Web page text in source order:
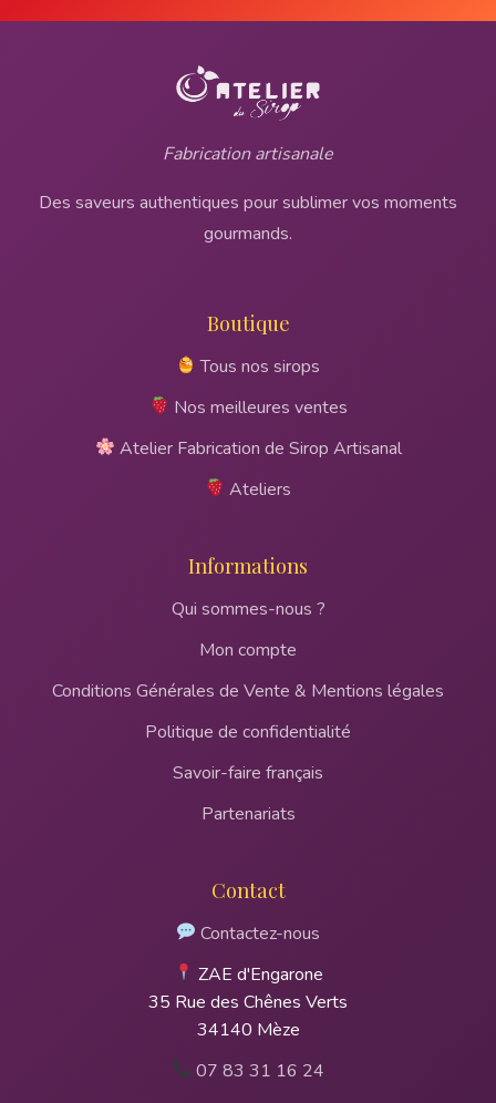
Fabrication artisanale
Des saveurs authentiques pour sublimer vos moments
gourmands.
Boutique
Tous nos sirops
Nos meilleures ventes
Atelier Fabrication de Sirop Artisanal
Ateliers
Informations
Qui sommes-nous ?
Mon compte
Conditions Générales de Vente & Mentions légales
Politique de confidentialité
Savoir-faire français
Partenariats
Contact
Contactez-nous
ZAE d'Engarone
35 Rue des Chênes Verts
34140 Mèze
07 83 31 16 24